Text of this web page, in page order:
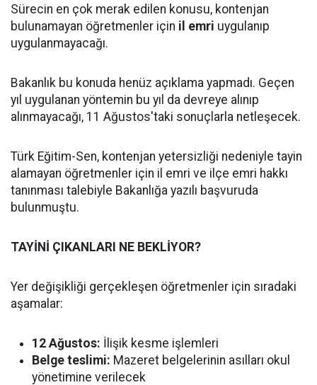
Sürecin en çok merak edilen konusu, kontenjan
bulunamayan öğretmenler için il emri uygulanıp
uygulanmayacağı.
Bakanlık bu konuda henüz açıklama yapmadı. Geçen
yıl uygulanan yöntemin bu yıl da devreye alınıp
alınmayacağı, 11 Ağustos'taki sonuçlarla netleşecek.
Türk Eğitim-Sen, kontenjan yetersizliği nedeniyle tayin
alamayan öğretmenler için il emri ve ilçe emri hakkı
tanınması talebiyle Bakanlığa yazılı başvuruda
bulunmuştu.
TAYİNİ ÇIKANLARI NE BEKLİYOR?
Yer değişikliği gerçekleşen öğretmenler için sıradaki
aşamalar:
12 Ağustos: İlişik kesme işlemleri
Belge teslimi: Mazeret belgelerinin asılları okul
yönetimine verilecek